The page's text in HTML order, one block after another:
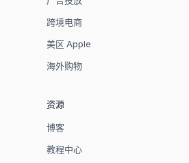
跨境电商
美区 Apple
海外购物
资源
博客
教程中心